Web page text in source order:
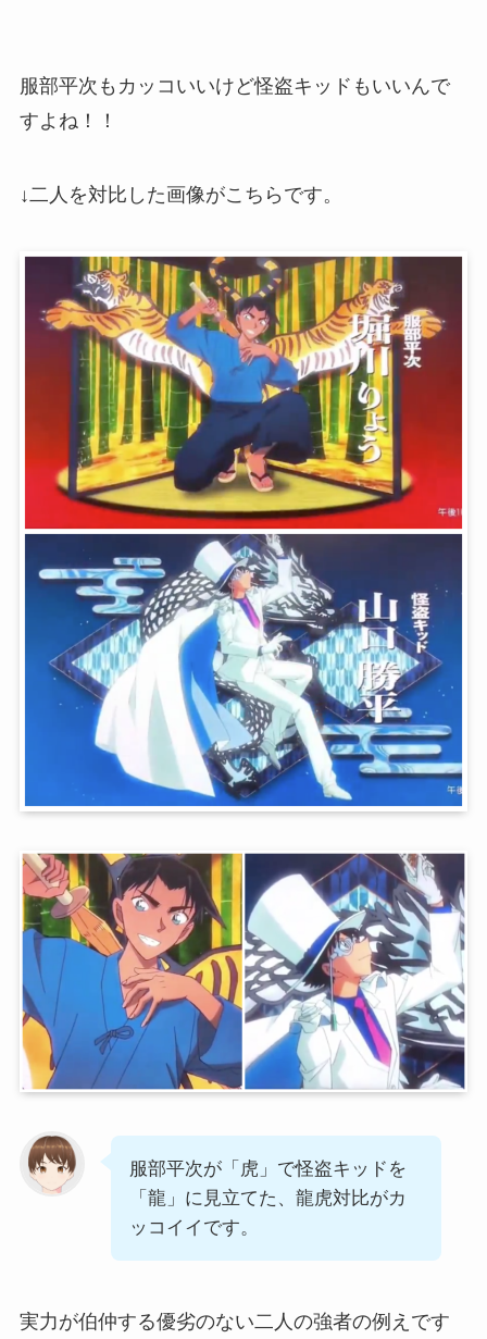
服部平次もカッコいいけど怪盗キッドもいいんで
すよね！！
↓二人を対比した画像がこちらです。
服部平次が「虎」で怪盗キッドを
「龍」に見立てた、龍虎対比がカ
ッコイイです。
実力が伯仲する優劣のない二人の強者の例えです